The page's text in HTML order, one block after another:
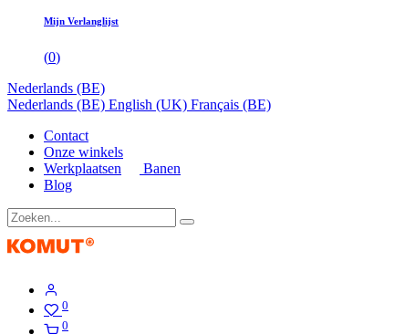
Mijn Verlanglijst
(0)
Nederlands (BE)
Nederlands (BE) English (UK) Français (BE)
Contact
Onze winkels
Werkplaatsen
Banen
Blog
0
0